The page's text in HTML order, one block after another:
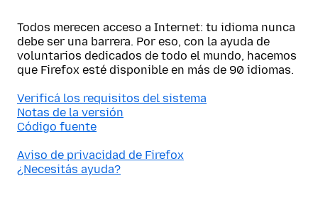
Todos merecen acceso a Internet: tu idioma nunca
debe ser una barrera. Por eso, con la ayuda de
voluntarios dedicados de todo el mundo, hacemos
que Firefox esté disponible en más de 90 idiomas.
Verificá los requisitos del sistema
Notas de la versión
Código fuente
Aviso de privacidad de Firefox
¿Necesitás ayuda?